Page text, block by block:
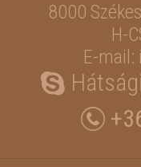
8000
H-
E-mail: